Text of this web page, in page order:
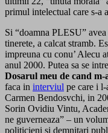
primul intelectual care s-a
Si “doamna PLESU”
tinerete, a calcat stramb.
impreuna cu conu’ Alecu
anul 2000. Putea sa se
Dosarul meu de cand
faca in interviul pe care i l-
Carmen Bendosvchi, in
Sorin Ovidiu Vintu,
ne guverneaza” – un
politicieni si demnitari